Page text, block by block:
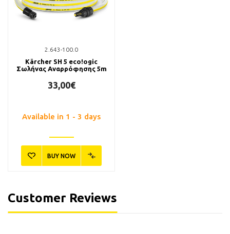
2.643-100.0
Kärcher SH 5 eco!ogic
Σωλήνας Αναρρόφησης 5m
33,00€
Available in 1 - 3 days
BUY NOW
Customer Reviews